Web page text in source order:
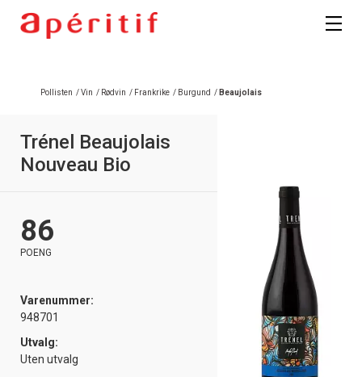
Pollisten /Vin / Rødvin / Frankrike / Burgund / Beaujolais
Trénel Beaujolais
Nouveau Bio
86
POENG
Varenummer:
948701
Utvalg:
Uten utvalg